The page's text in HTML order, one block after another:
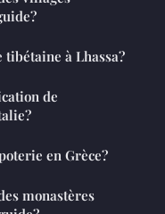
à Lhassa?
de
en Grèce?
monastères